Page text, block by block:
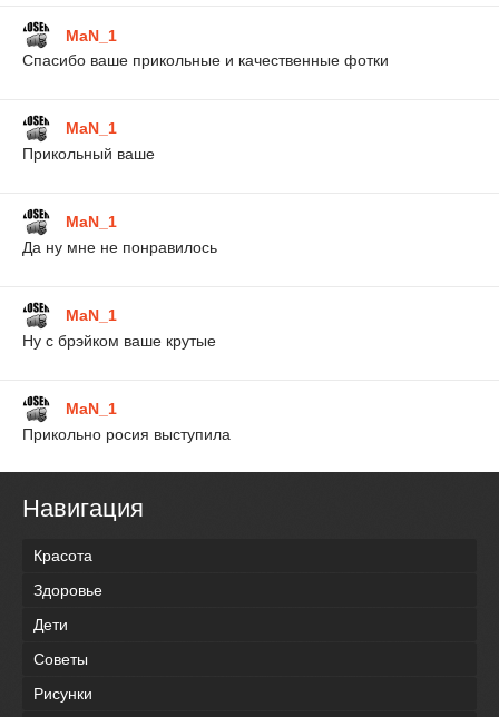
MaN_1
Спасибо ваше прикольные и качественные фотки
MaN_1
Прикольный ваше
MaN_1
Да ну мне не понравилось
MaN_1
Ну с брэйком ваше крутые
MaN_1
Прикольно росия выступила
Навигация
Красота
Здоровье
Дети
Советы
Рисунки